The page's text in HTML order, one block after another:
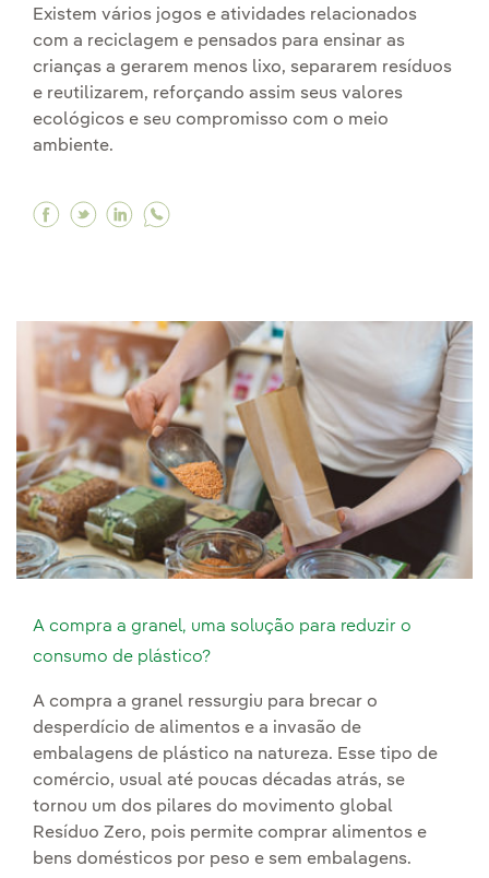
Existem vários jogos e atividades relacionados
com a reciclagem e pensados para ensinar as
crianças a gerarem menos lixo, separarem resíduos
e reutilizarem, reforçando assim seus valores
ecológicos e seu compromisso com o meio
ambiente.
Facebook O jogo da reciclagem ou como
Twitter O jogo da reciclagem ou como
Linkedin O jogo da reciclagem ou
A compra a granel, uma solução para reduzir o
consumo de plástico?
A compra a granel ressurgiu para brecar o
desperdício de alimentos e a invasão de
embalagens de plástico na natureza. Esse tipo de
comércio, usual até poucas décadas atrás, se
tornou um dos pilares do movimento global
Resíduo Zero, pois permite comprar alimentos e
bens domésticos por peso e sem embalagens.